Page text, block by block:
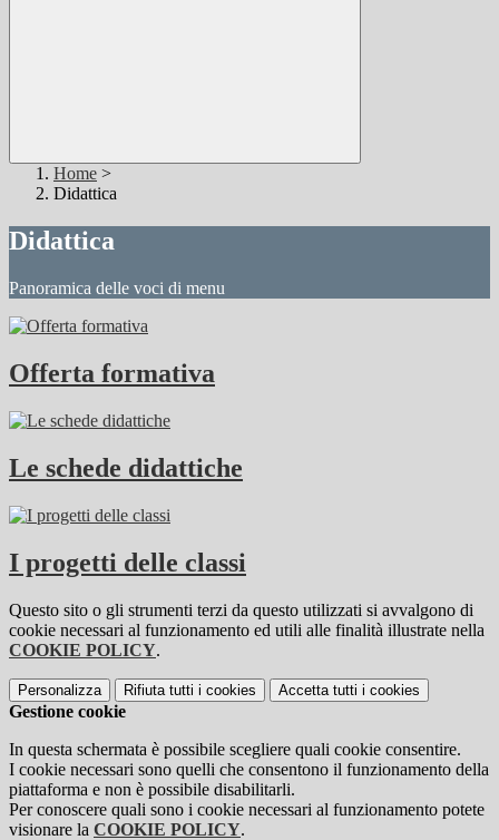
Home >
Didattica
Didattica
Panoramica delle voci di menu
Offerta formativa
Le schede didattiche
I progetti delle classi
Questo sito o gli strumenti terzi da questo utilizzati si avvalgono di
cookie necessari al funzionamento ed utili alle finalità illustrate nella
COOKIE POLICY.
Personalizza Rifiuta tutti i cookies Accetta tutti i cookies
Gestione cookie
In questa schermata è possibile scegliere quali cookie consentire.
I cookie necessari sono quelli che consentono il funzionamento della
piattaforma e non è possibile disabilitarli.
Per conoscere quali sono i cookie necessari al funzionamento potete
visionare la COOKIE POLICY.